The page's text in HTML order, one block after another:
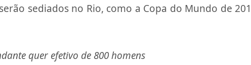
sediados no Rio, como a Copa do Mundo de
quer efetivo de 800 homens